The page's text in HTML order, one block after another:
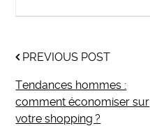
PREVIOUS POST
Tendances hommes :
comment économiser sur
votre shopping ?